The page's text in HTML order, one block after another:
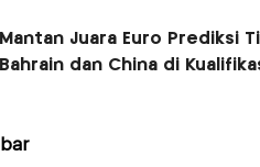
Mantan Juara Euro Prediksi
Bahrain dan China di